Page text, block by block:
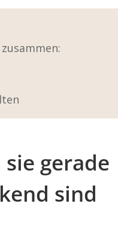
gerade
sind